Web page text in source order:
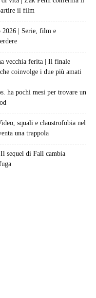
il film
2026 | Serie, film e
vecchia ferita | Il finale
coinvolge i due più amati
ha pochi mesi per trovare un
squali e claustrofobia nel
una trappola
sequel di Fall cambia